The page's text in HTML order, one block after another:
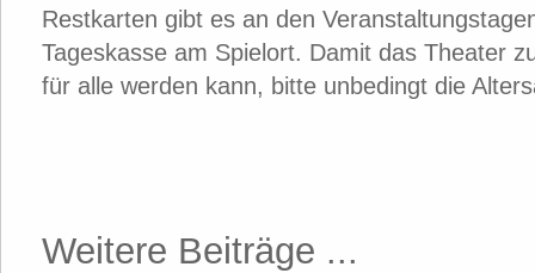
Restkarten gibt es an den
Tageskasse am Spielort. Damit das Theater
für alle werden kann, bitte unbedingt die
Weitere Beiträge ...